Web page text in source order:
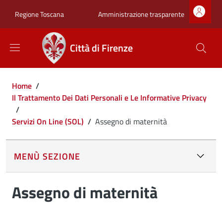
Regione Toscana Zona superiore
Amministrazione trasparente
Città di Firenze
Briciole di pane
Home /
Il Trattamento Dei Dati Personali e Le Informative Privacy
/
Servizi On Line (SOL) / Assegno di maternità
MENÙ SEZIONE
Assegno di maternità